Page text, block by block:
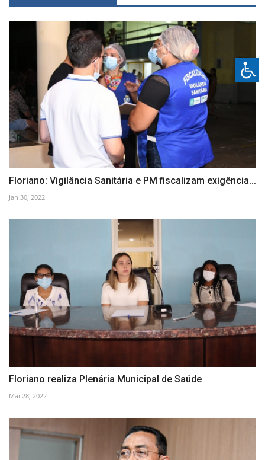
Floriano: Vigilância Sanitária e PM fiscalizam exigência...
Jan 30, 2022
Floriano realiza Plenária Municipal de Saúde
Mai 28, 2022